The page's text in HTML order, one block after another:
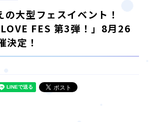
大型フェスイベント！
LOVE FES 第3弾！」8月26
決定！